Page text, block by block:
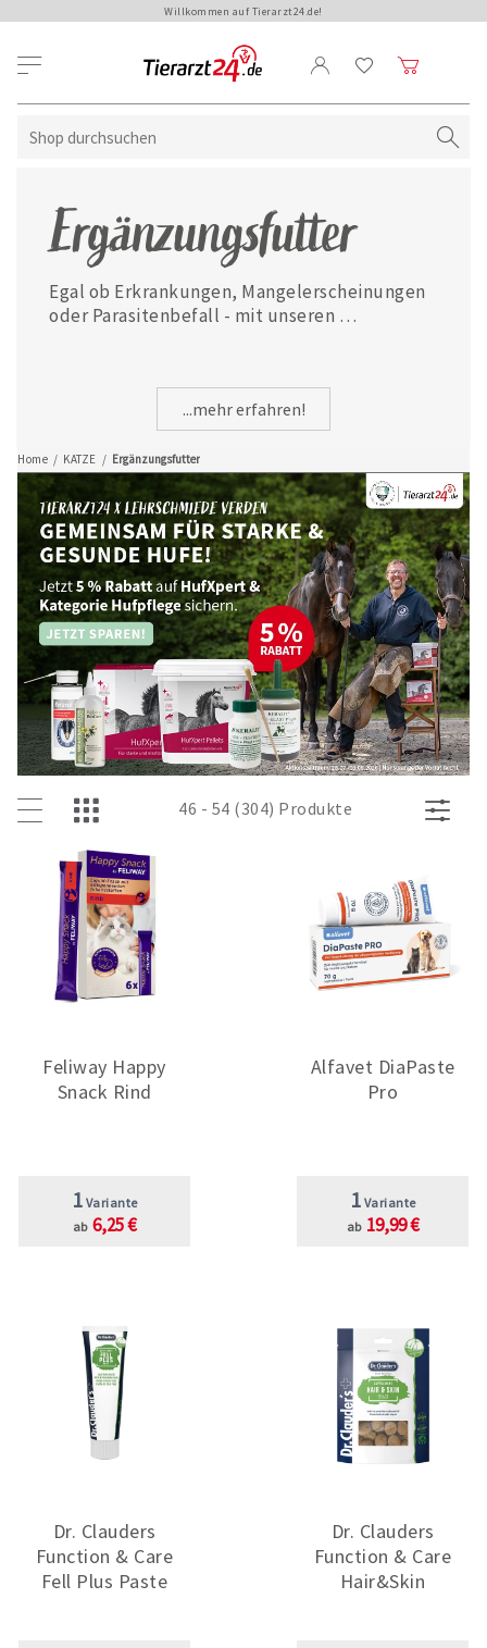
Willkommen auf Tierarzt24.de!
Home / KATZE / Ergänzungsfutter
Ergänzungsfutter
Egal ob Erkrankungen, Mangelerscheinungen
oder Parasitenbefall - mit unseren
...mehr erfahren!
46 - 54 (304) Produkte
Feliway Happy
Snack Rind
1 Variante
ab 6,25 €
Alfavet DiaPaste
Pro
1 Variante
ab 19,99 €
Dr. Clauders
Function & Care
Fell Plus Paste
Dr. Clauders
Function & Care
Hair&Skin